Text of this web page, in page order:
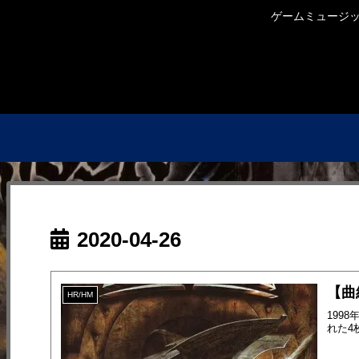
ゲームミュージ
2020-04-26
HR/HM 【
1998
れた4